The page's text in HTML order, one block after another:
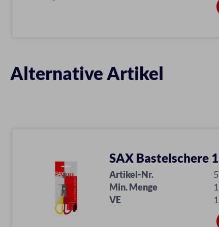
Alternative Artikel
SAX Bastelschere
Artikel-Nr.
Min. Menge
VE